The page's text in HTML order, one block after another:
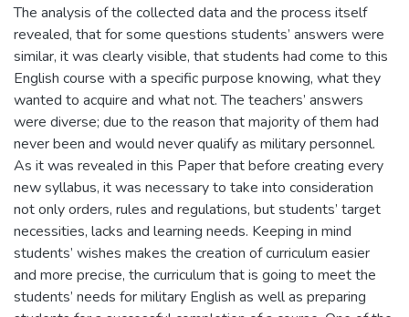
The analysis of the collected data and the process itself
revealed, that for some questions students’ answers were
similar, it was clearly visible, that students had come to this
English course with a specific purpose knowing, what they
wanted to acquire and what not. The teachers’ answers
were diverse; due to the reason that majority of them had
never been and would never qualify as military personnel.
As it was revealed in this Paper that before creating every
new syllabus, it was necessary to take into consideration
not only orders, rules and regulations, but students’ target
necessities, lacks and learning needs. Keeping in mind
students’ wishes makes the creation of curriculum easier
and more precise, the curriculum that is going to meet the
students’ needs for military English as well as preparing